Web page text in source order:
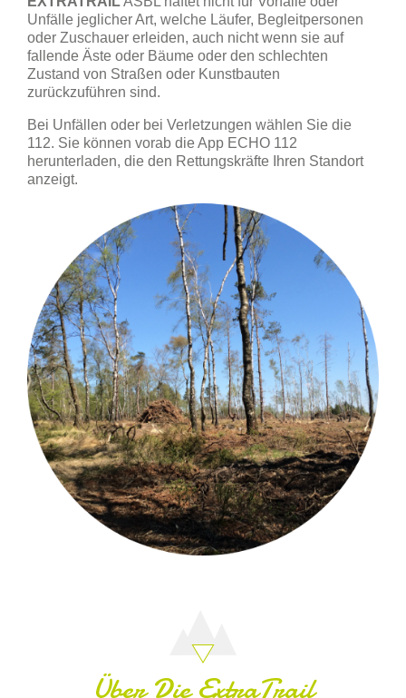
Unfälle jeglicher Art, welche Läufer, Begleitpersonen
oder Zuschauer erleiden, auch nicht wenn sie auf
fallende Äste oder Bäume oder den schlechten
Zustand von Straßen oder Kunstbauten
zurückzuführen sind.
Bei Unfällen oder bei Verletzungen wählen Sie die
112. Sie können vorab die App ECHO 112
herunterladen, die den Rettungskräfte Ihren Standort
anzeigt.
Über Die ExtraTrail